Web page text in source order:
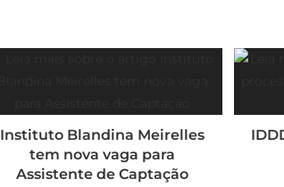
Instituto Blandina Meirelles
tem nova vaga para
Assistente de Captação